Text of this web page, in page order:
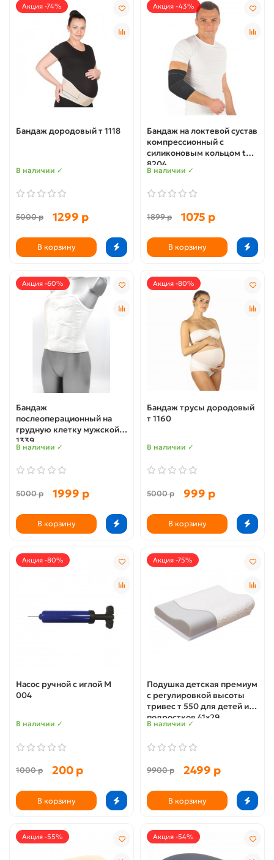
Акция -74%
Бандаж дородовый т 1118
В наличии ✓
5000 р 1299 р
В корзину
Акция -43%
Бандаж на локтевой сустав
компрессионный с
силиконовым кольцом t
8204
В наличии ✓
1899 р 1075 р
В корзину
Акция -60%
Бандаж
послеоперационный на
грудную клетку мужской t
1339
В наличии ✓
5000 р 1999 р
В корзину
Акция -80%
Бандаж трусы дородовый
т 1160
В наличии ✓
5000 р 999 р
В корзину
Акция -80%
Насос ручной с иглой М
004
В наличии ✓
1000 р 200 р
В корзину
Акция -75%
Подушка детская премиум
с регулировкой высоты
тривес т 550 для детей и
подростков 41x29
В наличии ✓
9900 р 2499 р
В корзину
Акция -55% Акция -54%